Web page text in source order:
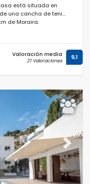
está situada en
una cancha de tenis,
de Moraira.
Valoración media
21 Valoraciones 9,1
Next